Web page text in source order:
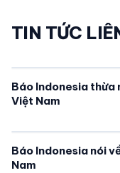
TIN TỨC
Báo Indonesia thừa
Việt Nam
Báo Indonesia nói
Nam